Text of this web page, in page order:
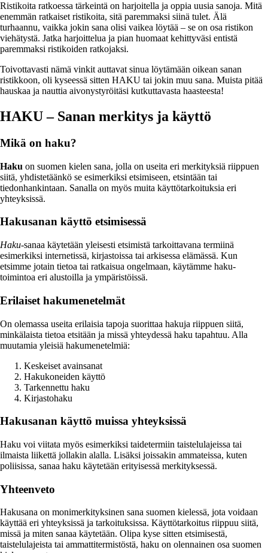
Ristikoita ratkoessa tärkeintä on harjoitella ja oppia uusia sanoja. Mitä
enemmän ratkaiset ristikoita, sitä paremmaksi siinä tulet. Älä
turhaannu, vaikka jokin sana olisi vaikea löytää – se on osa ristikon
viehätystä. Jatka harjoittelua ja pian huomaat kehittyväsi entistä
paremmaksi ristikoiden ratkojaksi.
Toivottavasti nämä vinkit auttavat sinua löytämään oikean sanan
ristikkoon, oli kyseessä sitten HAKU tai jokin muu sana. Muista pitää
hauskaa ja nauttia aivonystyröitäsi kutkuttavasta haasteesta!
HAKU – Sanan merkitys ja käyttö
Mikä on haku?
Haku on suomen kielen sana, jolla on useita eri merkityksiä riippuen
siitä, yhdistetäänkö se esimerkiksi etsimiseen, etsintään tai
tiedonhankintaan. Sanalla on myös muita käyttötarkoituksia eri
yhteyksissä.
Hakusanan käyttö etsimisessä
Haku-sanaa käytetään yleisesti etsimistä tarkoittavana termiinä
esimerkiksi internetissä, kirjastoissa tai arkisessa elämässä. Kun
etsimme jotain tietoa tai ratkaisua ongelmaan, käytämme haku-
toimintoa eri alustoilla ja ympäristöissä.
Erilaiset hakumenetelmät
On olemassa useita erilaisia tapoja suorittaa hakuja riippuen siitä,
minkälaista tietoa etsitään ja missä yhteydessä haku tapahtuu. Alla
muutamia yleisiä hakumenetelmiä:
Keskeiset avainsanat
Hakukoneiden käyttö
Tarkennettu haku
Kirjastohaku
Hakusanan käyttö muissa yhteyksissä
Haku voi viitata myös esimerkiksi taidetermiin taistelulajeissa tai
ilmaista liikettä jollakin alalla. Lisäksi joissakin ammateissa, kuten
poliisissa, sanaa haku käytetään erityisessä merkityksessä.
Yhteenveto
Hakusana on monimerkityksinen sana suomen kielessä, jota voidaan
käyttää eri yhteyksissä ja tarkoituksissa. Käyttötarkoitus riippuu siitä,
missä ja miten sanaa käytetään. Olipa kyse sitten etsimisestä,
taistelulajeista tai ammattitermistöstä, haku on olennainen osa suomen